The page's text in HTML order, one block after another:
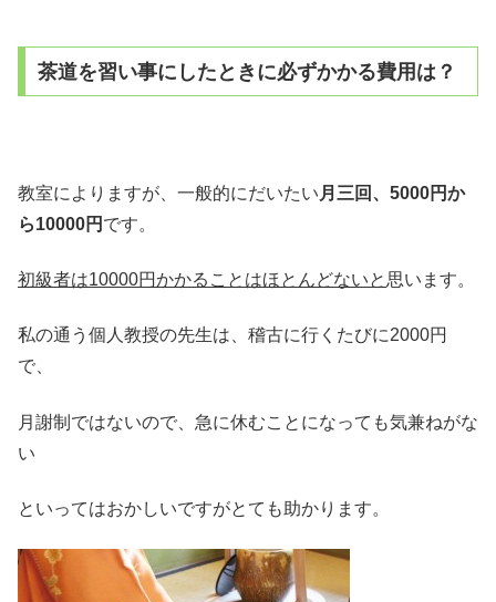
茶道を習い事にしたときに必ずかかる費用は？
教室によりますが、一般的にだいたい 月三回、5000円か
ら10000円 です。
初級者は10000円かかることはほとんどないと 思います。
私の通う個人教授の先生は、稽古に行くたびに2000円
で、
月謝制ではないので、急に休むことになっても気兼ねがな
い
といってはおかしいですがとても助かります。